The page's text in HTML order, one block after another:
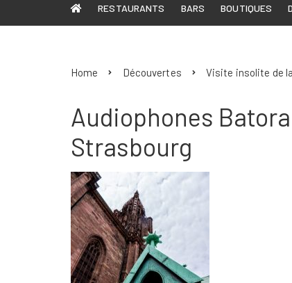
RESTAURANTS BARS BOUTIQUES
Home Découvertes Visite insolite de
Audiophones
Strasbourg